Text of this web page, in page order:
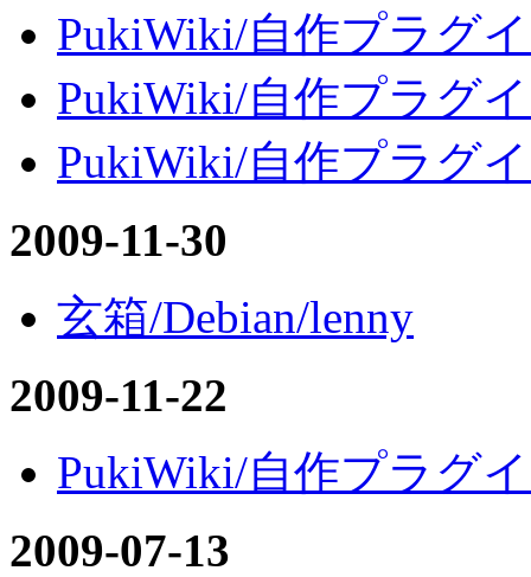
PukiWiki/自作プラグ
PukiWiki/自作プラグ
PukiWiki/自作プラグ
2009-11-30
玄箱/Debian/lenny
2009-11-22
PukiWiki/自作プラグ
2009-07-13